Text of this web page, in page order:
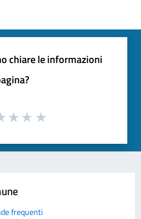
chiare le informazioni
frequenti